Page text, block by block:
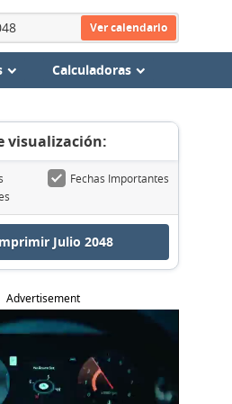
Ver calendario
Calculadoras
visualización:
Fechas Importantes
Julio 2048
Advertisement